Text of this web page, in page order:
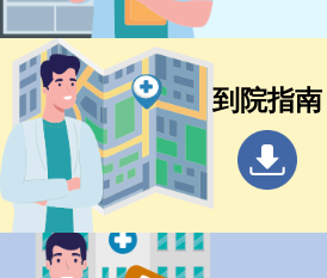
到院指南